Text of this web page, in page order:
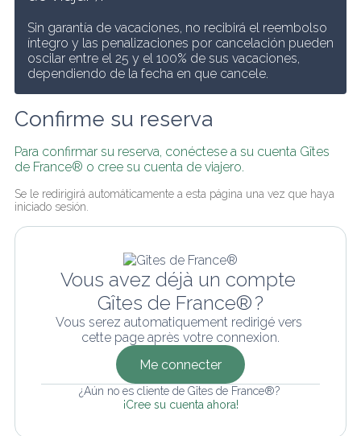
Sin garantía de vacaciones, no recibirá el reembolso
íntegro y las penalizaciones por cancelación pueden
oscilar entre el 25 y el 100% de sus vacaciones,
dependiendo de la fecha en que cancele.
Confirme su reserva
Para confirmar su reserva, conéctese a su cuenta Gîtes
de France® o cree su cuenta de viajero.
Se le redirigirá automáticamente a esta página una vez que haya
iniciado sesión.
Vous avez déjà un compte
Gîtes de France® ?
Vous serez automatiquement redirigé vers
cette page après votre connexion.
Me connecter
¿Aún no es cliente de Gîtes de France®?
¡Cree su cuenta ahora!